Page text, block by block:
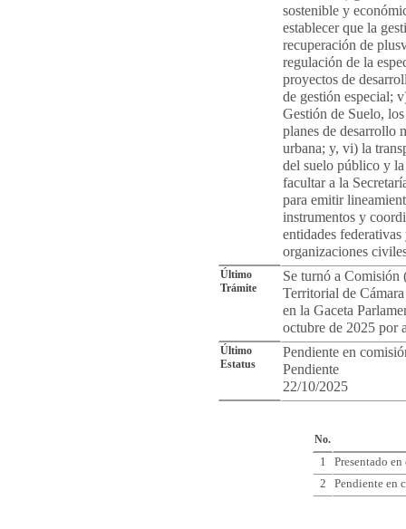
sostenible y
establecer que la
recuperación de
regulación de la
proyectos de
de gestión especial;
Gestión de Suelo,
planes de desarrollo
urbana; y, vi) la
del suelo público y
facultar a la
para emitir
instrumentos y
entidades
organizaciones
Último
Trámite
Se turnó a
Territorial de
en la Gaceta
octubre de 2025 por
Último
Estatus
Pendiente en
Pendiente
22/10/2025
No.
1
Presentado
2
Pendiente en